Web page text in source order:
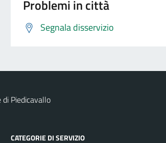
Problemi in città
Segnala disservizio
di Piedicavallo
CATEGORIE DI SERVIZIO